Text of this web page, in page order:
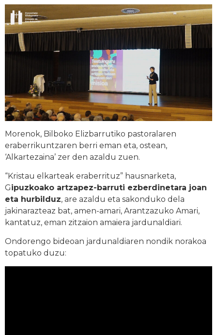
Morenok, Bilboko Elizbarrutiko pastoralaren
eraberrikuntzaren berri eman eta, ostean,
‘Alkartezaina’ zer den azaldu zuen.
“Kristau elkarteak eraberrituz” hausnarketa,
Gipuzkoako artzapez-barruti ezberdinetara joan
eta hurbilduz, are azaldu eta sakonduko dela
jakinarazteaz bat, amen-amari, Arantzazuko Amari,
kantatuz, eman zitzaion amaiera jardunaldiari.
Ondorengo bideoan jardunaldiaren nondik norakoa
topatuko duzu: